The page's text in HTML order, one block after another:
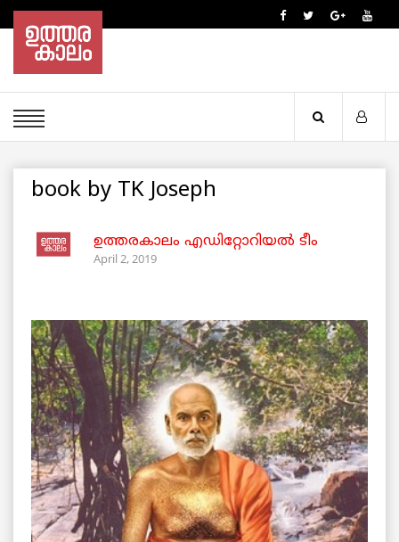
book by TK Joseph
ഉത്തരകാലം എഡിറ്റോറിയല്‍ ടീം
April 2, 2019